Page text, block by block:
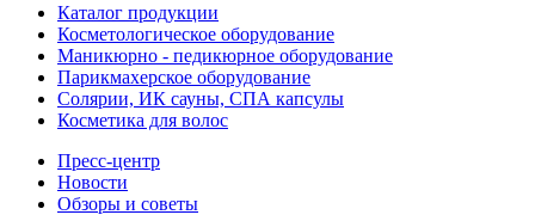
Каталог продукции
Косметологическое оборудование
Маникюрно - педикюрное оборудование
Парикмахерское оборудование
Солярии, ИК сауны, СПА капсулы
Косметика для волос
Пресс-центр
Новости
Обзоры и советы